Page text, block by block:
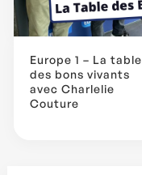
Europe 1 – La table
des bons vivants
avec Charlelie
Couture